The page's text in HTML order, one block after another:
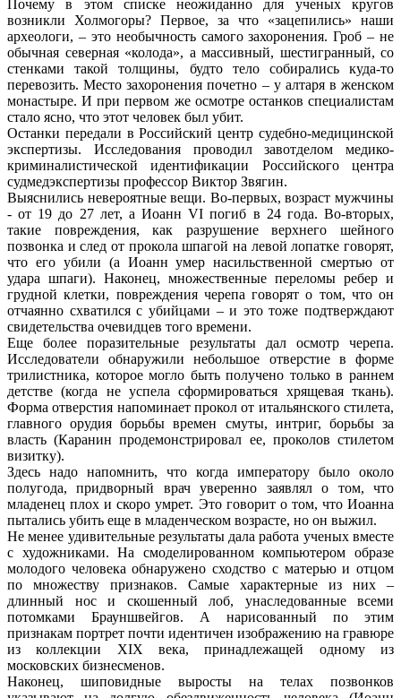
Почему в этом списке неожиданно для ученых кругов
возникли Холмогоры? Первое, за что «зацепились» наши
археологи, – это необычность самого захоронения. Гроб – не
обычная северная «колода», а массивный, шестигранный, со
стенками такой толщины, будто тело собирались куда-то
перевозить. Место захоронения почетно – у алтаря в женском
монастыре. И при первом же осмотре останков специалистам
стало ясно, что этот человек был убит.
Останки передали в Российский центр судебно-медицинской
экспертизы. Исследования проводил завотделом медико-
криминалистической идентификации Российского центра
судмедэкспертизы профессор Виктор Звягин.
Выяснились невероятные вещи. Во-первых, возраст мужчины
- от 19 до 27 лет, а Иоанн VI погиб в 24 года. Во-вторых,
такие повреждения, как разрушение верхнего шейного
позвонка и след от прокола шпагой на левой лопатке говорят,
что его убили (а Иоанн умер насильственной смертью от
удара шпаги). Наконец, множественные переломы ребер и
грудной клетки, повреждения черепа говорят о том, что он
отчаянно схватился с убийцами – и это тоже подтверждают
свидетельства очевидцев того времени.
Еще более поразительные результаты дал осмотр черепа.
Исследователи обнаружили небольшое отверстие в форме
трилистника, которое могло быть получено только в раннем
детстве (когда не успела сформироваться хрящевая ткань).
Форма отверстия напоминает прокол от итальянского стилета,
главного орудия борьбы времен смуты, интриг, борьбы за
власть (Каранин продемонстрировал ее, проколов стилетом
визитку).
Здесь надо напомнить, что когда императору было около
полугода, придворный врач уверенно заявлял о том, что
младенец плох и скоро умрет. Это говорит о том, что Иоанна
пытались убить еще в младенческом возрасте, но он выжил.
Не менее удивительные результаты дала работа ученых вместе
с художниками. На смоделированном компьютером образе
молодого человека обнаружено сходство с матерью и отцом
по множеству признаков. Самые характерные из них –
длинный нос и скошенный лоб, унаследованные всеми
потомками Брауншвейгов. А нарисованный по этим
признакам портрет почти идентичен изображению на гравюре
из коллекции XIX века, принадлежащей одному из
московских бизнесменов.
Наконец, шиповидные выросты на телах позвонков